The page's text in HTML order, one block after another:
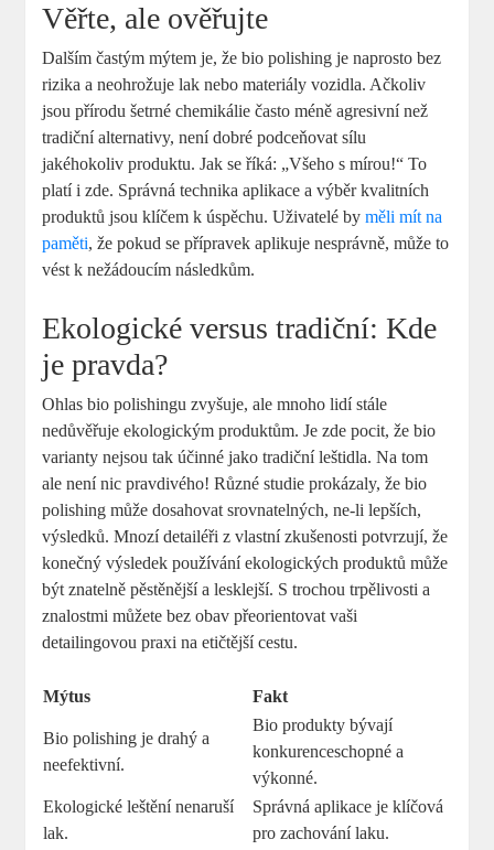
Věřte, ale ověřujte
Dalším častým mýtem je, že bio polishing je naprosto bez
rizika a neohrožuje lak nebo materiály vozidla. Ačkoliv
jsou přírodu šetrné chemikálie často méně agresivní než
tradiční alternativy, není dobré podceňovat sílu
jakéhokoliv produktu. Jak se říká: „Všeho s mírou!“ To
platí i zde. Správná technika aplikace a výběr kvalitních
produktů jsou klíčem k úspěchu. Uživatelé byměli mít na
paměti, že pokud se přípravek aplikuje nesprávně, může to
vést k nežádoucím následkům.
Ekologické versus tradiční: Kde
je pravda?
Ohlas bio polishingu zvyšuje, ale mnoho lidí stále
nedůvěřuje ekologickým produktům. Je zde pocit, že bio
varianty nejsou tak účinné jako tradiční leštidla. Na tom
ale není nic pravdivého! Různé studie prokázaly, že bio
polishing může dosahovat srovnatelných, ne-li lepších,
výsledků. Mnozí detailéři z vlastní zkušenosti potvrzují, že
konečný výsledek používání ekologických produktů může
být znatelně pěstěnější a lesklejší. S trochou trpělivosti a
znalostmi můžete bez obav přeorientovat vaši
detailingovou praxi na etičtější cestu.
Mýtus Fakt
Bio polishing je drahý a
neefektivní.
Bio produkty bývají
konkurenceschopné a
výkonné.
Ekologické leštění nenaruší
lak.
Správná aplikace je klíčová
pro zachování laku.